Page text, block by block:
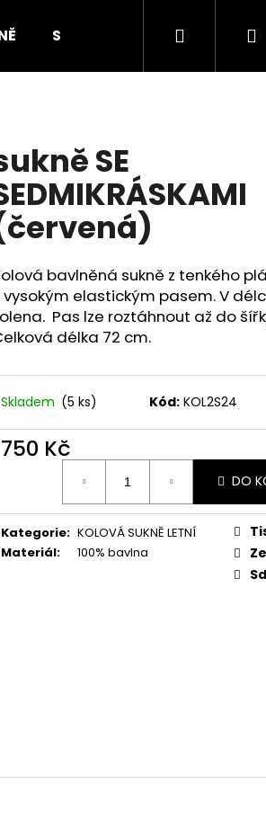
SUKNĚ S KNOFLÍKYHledat
SE
bavlněná sukně z tenkého
vysokým elastickým pasem. V
Pas lze roztáhnout až do
délka 72 cm.
Skladem (5 ks) Kód: KOL2S24
750 Kč
DO
Kategorie: KOLOVÁ SUKNĚ LETNÍ
Materiál: 100% bavlna
SUKNĚ TMAVĚ MODRÁ